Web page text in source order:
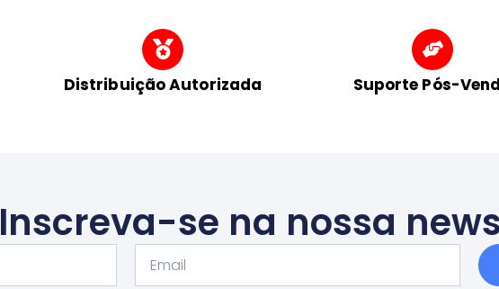
Distribuição Autorizada Suporte Pós-
Inscreva-se na nossa